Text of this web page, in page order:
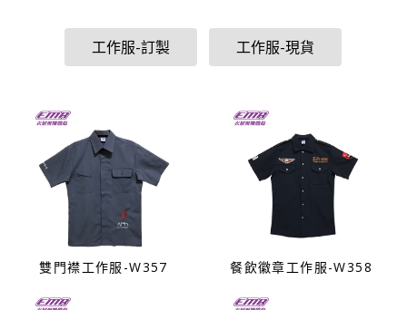
工作服-訂製 工作服-現貨
雙門襟工作服-W357 餐飲徽章工作服-W358